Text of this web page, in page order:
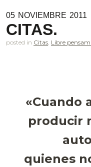
05 NOVIEMBRE 2011
CITAS.
posted in Citas Libre
«Cuando
producir
quienes